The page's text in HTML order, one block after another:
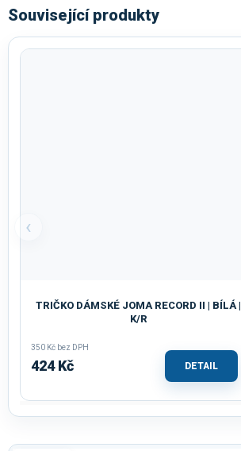
Související produkty
‹
TRIČKO DÁMSKÉ JOMA RECORD II | BÍLÁ |
K/R
350 Kč bez DPH
424 Kč DETAIL